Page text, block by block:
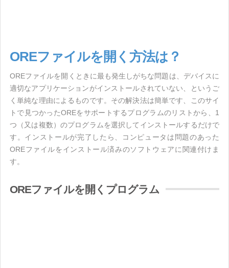
OREファイルを開く方法は？
OREファイルを開くときに最も発生しがちな問題は、デバイスに
適切なアプリケーションがインストールされていない、というご
く単純な理由によるものです。その解決法は簡単です、このサイ
トで見つかったOREをサポートするプログラムのリストから、1
つ（又は複数）のプログラムを選択してインストールするだけで
す。インストールが完了したら、コンピュータは問題のあった
OREファイルをインストール済みのソフトウェアに関連付けま
す。
OREファイルを開くプログラム